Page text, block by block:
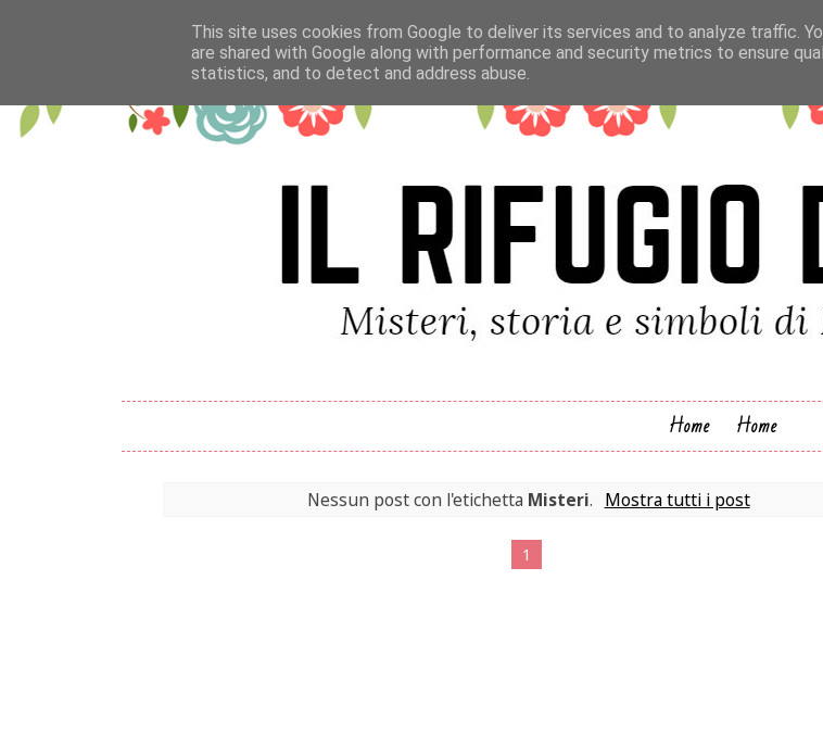
Home Home
Nessun post con l'etichetta Misteri. Mostra tutti i post
1
This site uses cookies from Google to deliver its services and to analyze traffic.
are shared with Google along with performance and security metrics to ensure
statistics, and to detect and address abuse.